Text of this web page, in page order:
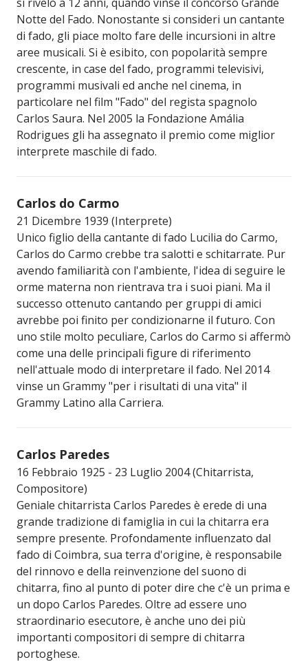
Notte del Fado. Nonostante si consideri un cantante
di fado, gli piace molto fare delle incursioni in altre
aree musicali. Si è esibito, con popolarità sempre
crescente, in case del fado, programmi televisivi,
programmi musivali ed anche nel cinema, in
particolare nel film "Fado" del regista spagnolo
Carlos Saura. Nel 2005 la Fondazione Amália
Rodrigues gli ha assegnato il premio come miglior
interprete maschile di fado.
Carlos do Carmo
21 Dicembre 1939 (Interprete)
Unico figlio della cantante di fado Lucilia do Carmo,
Carlos do Carmo crebbe tra salotti e schitarrate. Pur
avendo familiarità con l'ambiente, l'idea di seguire le
orme materna non rientrava tra i suoi piani. Ma il
successo ottenuto cantando per gruppi di amici
avrebbe poi finito per condizionarne il futuro. Con
uno stile molto peculiare, Carlos do Carmo si affermò
come una delle principali figure di riferimento
nell'attuale modo di interpretare il fado. Nel 2014
vinse un Grammy "per i risultati di una vita" il
Grammy Latino alla Carriera.
Carlos Paredes
16 Febbraio 1925 - 23 Luglio 2004 (Chitarrista,
Compositore)
Geniale chitarrista Carlos Paredes è erede di una
grande tradizione di famiglia in cui la chitarra era
sempre presente. Profondamente influenzato dal
fado di Coimbra, sua terra d'origine, è responsabile
del rinnovo e della reinvenzione del suono di
chitarra, fino al punto di poter dire che c'è un prima e
un dopo Carlos Paredes. Oltre ad essere uno
straordinario esecutore, è anche uno dei più
importanti compositori di sempre di chitarra
portoghese.